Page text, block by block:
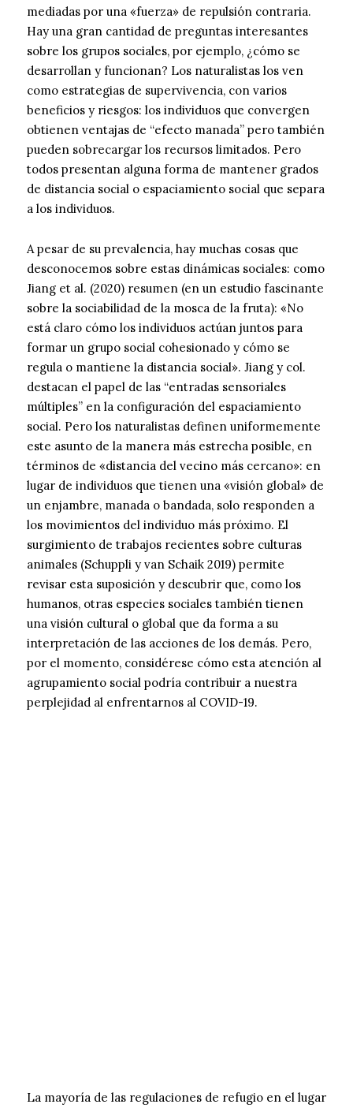
mediadas por una «fuerza» de repulsión contraria.
Hay una gran cantidad de preguntas interesantes
sobre los grupos sociales, por ejemplo, ¿cómo se
desarrollan y funcionan? Los naturalistas los ven
como estrategias de supervivencia, con varios
beneficios y riesgos: los individuos que convergen
obtienen ventajas de “efecto manada” pero también
pueden sobrecargar los recursos limitados. Pero
todos presentan alguna forma de mantener grados
de distancia social o espaciamiento social que separa
a los individuos.
A pesar de su prevalencia, hay muchas cosas que
desconocemos sobre estas dinámicas sociales: como
Jiang et al. (2020) resumen (en un estudio fascinante
sobre la sociabilidad de la mosca de la fruta): «No
está claro cómo los individuos actúan juntos para
formar un grupo social cohesionado y cómo se
regula o mantiene la distancia social». Jiang y col.
destacan el papel de las “entradas sensoriales
múltiples” en la configuración del espaciamiento
social. Pero los naturalistas definen uniformemente
este asunto de la manera más estrecha posible, en
términos de «distancia del vecino más cercano»: en
lugar de individuos que tienen una «visión global» de
un enjambre, manada o bandada, solo responden a
los movimientos del individuo más próximo. El
surgimiento de trabajos recientes sobre culturas
animales (Schuppli y van Schaik 2019) permite
revisar esta suposición y descubrir que, como los
humanos, otras especies sociales también tienen
una visión cultural o global que da forma a su
interpretación de las acciones de los demás. Pero,
por el momento, considérese cómo esta atención al
agrupamiento social podría contribuir a nuestra
perplejidad al enfrentarnos al COVID-19.
La mayoría de las regulaciones de refugio en el lugar